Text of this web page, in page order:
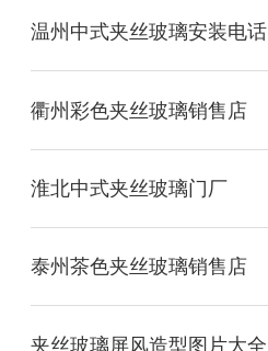
温州中式夹丝玻璃安装电话
衢州彩色夹丝玻璃销售店
淮北中式夹丝玻璃门厂
泰州茶色夹丝玻璃销售店
夹丝玻璃屏风造型图片大全